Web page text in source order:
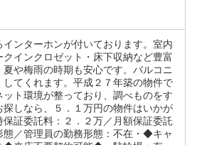
ンターホンが付いております。室内
インクロゼット・床下収納など豊富
や梅雨の時期も安心です。バルコニ
てくれます。平成２７年築の物件で
ト環境が整っており、調べものをす
しなら、５．１万円の物件はいかが
証委託料：２．２万／月額保証委託
／管理員の勤務形態：不在・◆キャ